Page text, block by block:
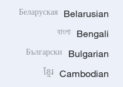
Belarusian
Беларуская
Bengali
বাংলা
Bulgarian
Български
Cambodian
ខ្មែរ